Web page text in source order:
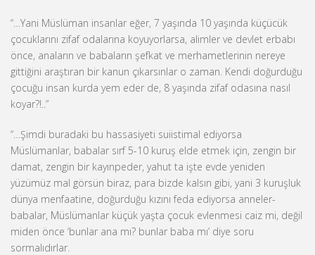
“…Yani Müslüman insanlar eğer, 7 yaşında 10 yaşında küçücük
çocuklarını zifaf odalarına koyuyorlarsa, alimler ve devlet erbabı
önce, anaların ve babaların şefkat ve merhametlerinin nereye
gittiğini araştıran bir kanun çıkarsınlar o zaman. Kendi doğurduğu
çocuğu insan kurda yem eder de, 8 yaşında zifaf odasına nasıl
koyar?!..”
“…Şimdi buradaki bu hassasiyeti suiistimal ediyorsa
Müslümanlar, babalar sırf 5-10 kuruş elde etmek için, zengin bir
damat, zengin bir kayınpeder, yahut ta işte evde yeniden
yüzümüz mal görsün biraz, para bizde kalsın gibi, yani 3 kuruşluk
dünya menfaatine, doğurduğu kızını feda ediyorsa anneler-
babalar, Müslümanlar küçük yaşta çocuk evlenmesi caiz mi, değil
miden önce ‘bunlar ana mı? bunlar baba mı’ diye soru
sormalıdırlar.